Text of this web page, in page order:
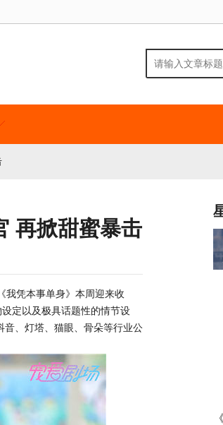
再掀甜蜜暴击
我凭本事单身》本周迎来收
定以及极具话题性的情节设
、灯塔、猫眼、骨朵等行业公